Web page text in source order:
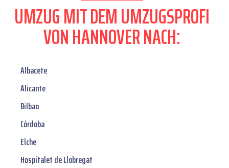
UMZUG MIT DEM UMZUGSPROFI
VON HANNOVER NACH:
Albacete
Alicante
Bilbao
Córdoba
Elche
Hospitalet de Llobregat